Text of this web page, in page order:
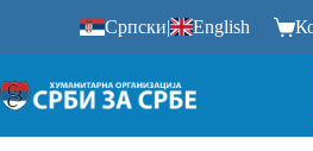
Српски| English